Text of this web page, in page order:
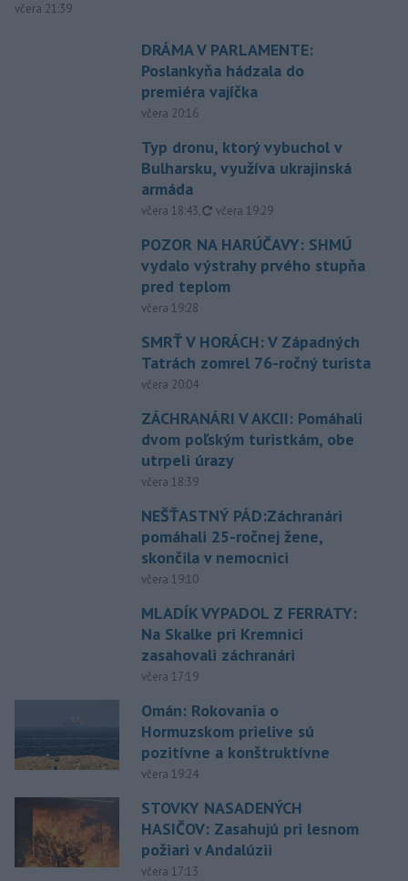
včera 21:39
DRÁMA V PARLAMENTE:
Poslankyňa hádzala do
premiéra vajíčka
včera 20:16
Typ dronu, ktorý vybuchol v
Bulharsku, využíva ukrajinská
armáda
včera 18:43, aktualizované
včera 19:29
POZOR NA HARÚČAVY: SHMÚ
vydalo výstrahy prvého stupňa
pred teplom
včera 19:28
SMRŤ V HORÁCH: V Západných
Tatrách zomrel 76-ročný turista
včera 20:04
ZÁCHRANÁRI V AKCII: Pomáhali
dvom poľským turistkám, obe
utrpeli úrazy
včera 18:39
NEŠŤASTNÝ PÁD:Záchranári
pomáhali 25-ročnej žene,
skončila v nemocnici
včera 19:10
MLADÍK VYPADOL Z FERRATY:
Na Skalke pri Kremnici
zasahovali záchranári
včera 17:19
Omán: Rokovania o
Hormuzskom prielive sú
pozitívne a konštruktívne
včera 19:24
STOVKY NASADENÝCH
HASIČOV: Zasahujú pri lesnom
požiari v Andalúzii
včera 17:13